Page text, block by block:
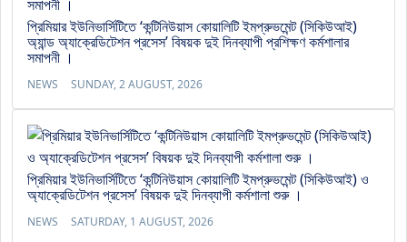
প্রিমিয়ার ইউনিভার্সিটিতে ‘কন্টিনিউয়াস কোয়ালিটি ইমপ্রুভমেন্ট (সিকিউআই)
অ্যান্ড অ্যাক্রেডিটেশন প্রসেস’ বিষয়ক দুই দিনব্যাপী প্রশিক্ষণ কর্মশালার
সমাপনী ।
NEWS SUNDAY, 2 AUGUST, 2026
প্রিমিয়ার ইউনিভার্সিটিতে ‘কন্টিনিউয়াস কোয়ালিটি ইমপ্রুভমেন্ট (সিকিউআই) ও
অ্যাক্রেডিটেশন প্রসেস’ বিষয়ক দুই দিনব্যাপী কর্মশালা শুরু ।
NEWS SATURDAY, 1 AUGUST, 2026